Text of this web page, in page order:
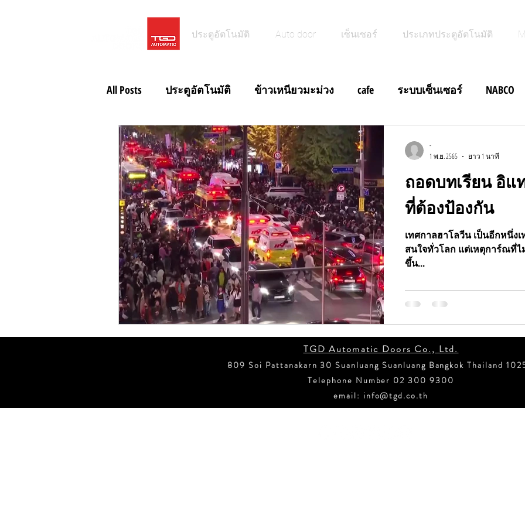
ประตูอัตโนมัติ Auto door เซ็นเซอร์ ประเภทประตูอัตโนมัติ
All Posts ประตูอัตโนมัติ ข้าวเหนียวมะม่วง cafe ระบบเซ็นเซอร์ NABCO
ประตูอัตโนมัติโรงจอดรถ ฝีดาษลิง ประตูอัตโนมัติบานสวิง
ข่าวสั้น ประตูอัตโนมัติ IP65 ข่าวสั้น ประตูอัตโนมัติบานสวิง ข่าวสั้น M Search
ข่าวสั้น Magic Switch ข่าวสั้นประตูอัตโนมัติ Brakout Door ข่าวสั้น Foot Switch ปร
ข่าวสั้น ประตูอัตโนมัติ Wireless Sw ข่าวสั้น ประตูอัตโนมัติ NABCO
ข่าวสั้น ประตูอัตโนมัติ ข่าวสั่นประตูกึ่งอัตโนมัติบานเลื่อน ข่าวสั้น ประตูอัตโน
ข่าวสั้น ประตูอัตโนมัติ บานฉุกเฉิน ข่าวสั้น บานเลื่อนเข้ามุม ข่าวสั้น ระบบขับเค
ถอดบทเรียน อิ
ที่ต้องป้องกัน
เทศกาลฮาโลวีน เป็นอีกหนึ่
สนใจทั่วโลก แต่เหตุการ์ณที่ไ
ขึ้น...
-
1 พ.ย. 2565
ยาว 1 นาที
TGD Automatic Doors Co., Ltd.
809 Soi Pattanakarn 30 Suanluang Suanluang Bangkok Thailand
Telephone Number 02 300 9300
email: info@tgd.co.th